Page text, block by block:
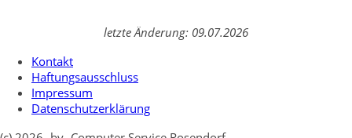
letzte Änderung: 09.07.2026
Kontakt
Haftungsausschluss
Impressum
Datenschutzerklärung